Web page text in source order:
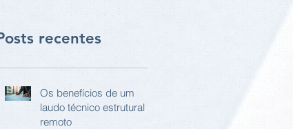
recentes
Os benefícios de um
laudo técnico estrutural
remoto